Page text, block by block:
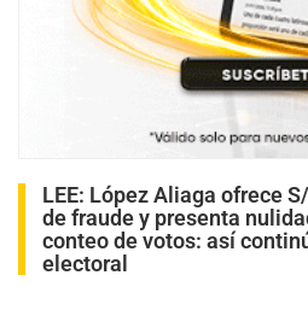
LEE: López Aliaga ofrece
de fraude y presenta
conteo de votos: así
electoral